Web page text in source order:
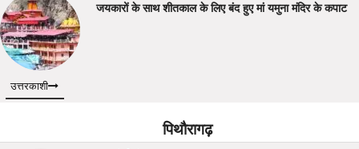
जयकारों के साथ शीतकाल के लिए बंद हुए मां यमुना मंदिर के कपाट
उत्तरकाशी
पिथौरागढ़